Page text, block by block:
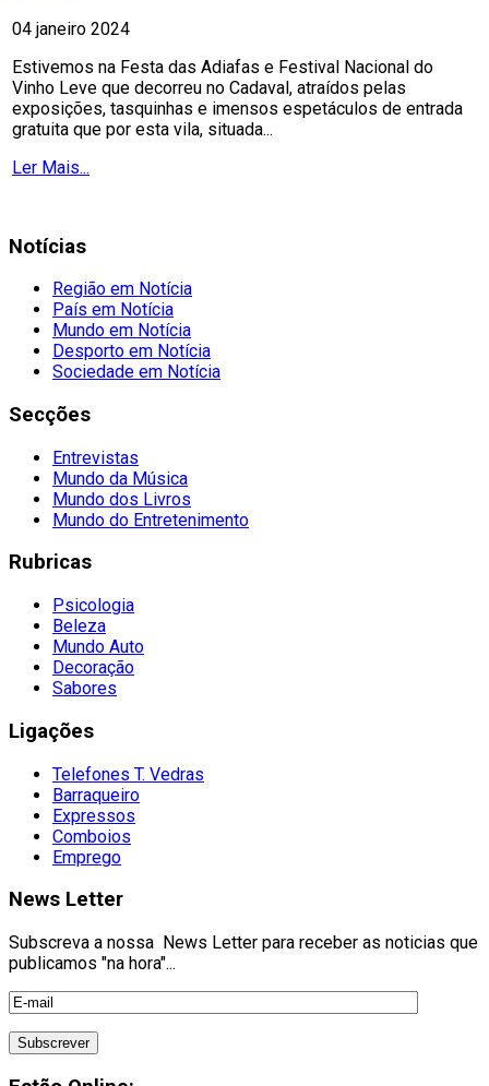
04 janeiro 2024
Estivemos na Festa das Adiafas e Festival Nacional do
Vinho Leve que decorreu no Cadaval, atraídos pelas
exposições, tasquinhas e imensos espetáculos de entrada
gratuita que por esta vila, situada...
Ler Mais...
Notícias
Região em Notícia
País em Notícia
Mundo em Notícia
Desporto em Notícia
Sociedade em Notícia
Secções
Entrevistas
Mundo da Música
Mundo dos Livros
Mundo do Entretenimento
Rubricas
Psicologia
Beleza
Mundo Auto
Decoração
Sabores
Ligações
Telefones T. Vedras
Barraqueiro
Expressos
Comboios
Emprego
News Letter
Subscreva a nossa News Letter para receber as noticias que
publicamos "na hora"...